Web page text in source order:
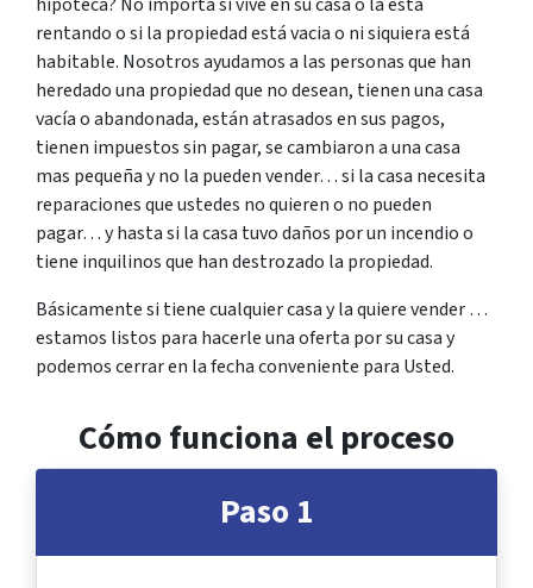
rentando o si la propiedad está vacia o ni siquiera está
habitable. Nosotros ayudamos a las personas que han
heredado una propiedad que no desean, tienen una casa
vacía o abandonada, están atrasados en sus pagos,
tienen impuestos sin pagar, se cambiaron a una casa
mas pequeña y no la pueden vender… si la casa necesita
reparaciones que ustedes no quieren o no pueden
pagar… y hasta si la casa tuvo daños por un incendio o
tiene inquilinos que han destrozado la propiedad.
Básicamente si tiene cualquier casa y la quiere vender …
estamos listos para hacerle una oferta por su casa y
podemos cerrar en la fecha conveniente para Usted.
Cómo funciona el proceso
Paso 1